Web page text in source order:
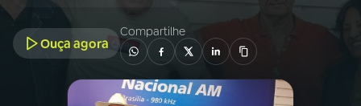
01INÍCIO
Ouça agora
Compartilhe